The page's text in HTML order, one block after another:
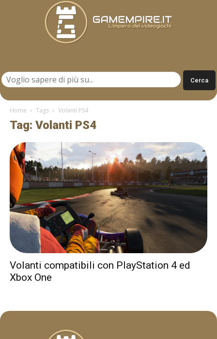
Home Tags Volanti PS4
Tag: Volanti PS4
Volanti compatibili con PlayStation 4 ed
Xbox One